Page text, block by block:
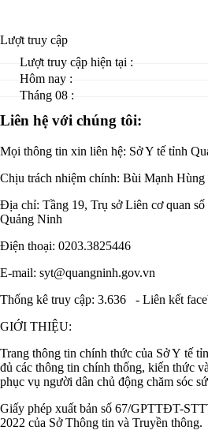
Lượt truy cập
Lượt truy cập hiện tại :
Hôm nay :
Tháng 08 :
Liên hệ với chúng tôi:
Mọi thông tin xin liên hệ: Sở Y tế tỉnh
Chịu trách nhiệm chính: Bùi Mạnh Hùng
Địa chỉ: Tầng 19, Trụ sở Liên cơ quan
Quảng Ninh
Điện thoại: 0203.3825446
E-mail: syt@quangninh.gov.vn
Thống kê truy cập: 3.636
- Liên kết
GIỚI THIỆU:
Trang thông tin chính thức của Sở Y tế
đủ các thông tin chính thống, kiến thức
phục vụ người dân chủ động chăm sóc
Giấy phép xuất bản số 67/GPTTĐT-
2022 của Sở Thông tin và Truyền thông.